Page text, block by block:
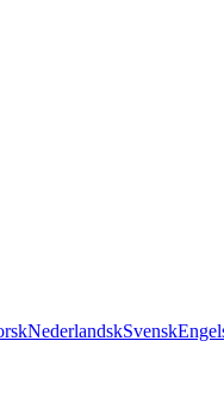
NederlandskSvensk